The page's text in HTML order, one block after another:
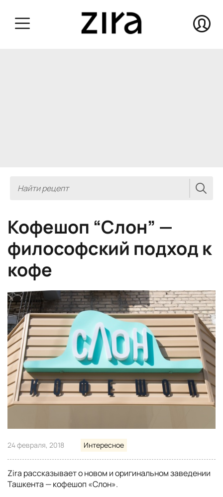
Кофешоп “Слон” —
философский подход к
кофе
24 февраля, 2018 Интересное
Zira рассказывает о новом и оригинальном заведении
Ташкента — кофешоп «Слон».